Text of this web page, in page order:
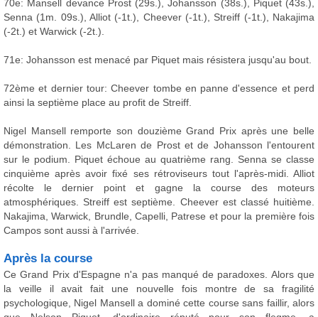
70e: Mansell devance Prost (29s.), Johansson (38s.), Piquet (43s.),
Senna (1m. 09s.), Alliot (-1t.), Cheever (-1t.), Streiff (-1t.), Nakajima
(-2t.) et Warwick (-2t.).
71e: Johansson est menacé par Piquet mais résistera jusqu'au bout.
72ème et dernier tour: Cheever tombe en panne d'essence et perd
ainsi la septième place au profit de Streiff.
Nigel Mansell remporte son douzième Grand Prix après une belle
démonstration. Les McLaren de Prost et de Johansson l'entourent
sur le podium. Piquet échoue au quatrième rang. Senna se classe
cinquième après avoir fixé ses rétroviseurs tout l'après-midi. Alliot
récolte le dernier point et gagne la course des moteurs
atmosphériques. Streiff est septième. Cheever est classé huitième.
Nakajima, Warwick, Brundle, Capelli, Patrese et pour la première fois
Campos sont aussi à l'arrivée.
Après la course
Ce Grand Prix d'Espagne n'a pas manqué de paradoxes. Alors que
la veille il avait fait une nouvelle fois montre de sa fragilité
psychologique, Nigel Mansell a dominé cette course sans faillir, alors